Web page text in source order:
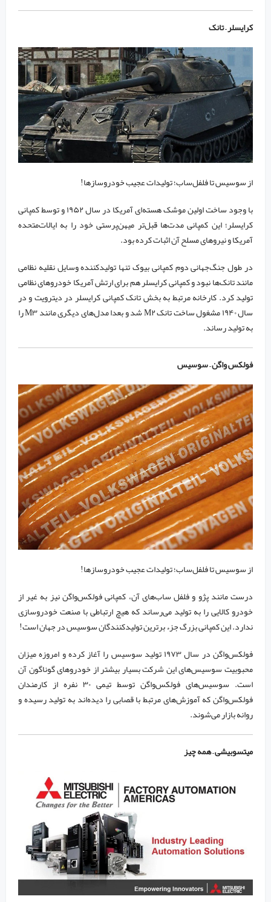
کرایسلر – تانک
از سوسیس تا فلفل‌ساب؛ تولیدات عجیب خودروسازها!
با وجود ساخت اولین موشک هسته‌ای آمریکا در سال ۱۹۵۲ و توسط کمپانی
کرایسلر؛ این کمپانی مدت‌ها قبل‌تر میهن‌پرستی خود را به ایالات‌متحده
آمریکا و نیرو‌های مسلح آن اثبات کرده بود.
در طول جنگ‌جهانی دوم کمپانی بیوک تنها تولیدکننده وسایل نقلیه نظامی
مانند تانک‌ها نبود و کمپانی کرایسلر هم برای ارتش آمریکا خودرو‌های نظامی
تولید کرد. کارخانه مرتبط به بخش تانک کمپانی کرایسلر در دیترویت و در
سال ۱۹۴۰ مشغول ساخت تانک M۲ شد و بعدا مدل‌های دیگری مانند M۳ را
به تولید رساند.
فولکس واگن – سوسیس
از سوسیس تا فلفل‌ساب؛ تولیدات عجیب خودروسازها!
درست مانند پژو و فلفل ساب‌های آن، کمپانی فولکس‌واگن نیز به غیر از
خودرو کالایی را به تولید می‌رساند که هیچ ارتباطی با صنعت خودروسازی
ندارد. این کمپانی بزرگ جزء برترین تولیدکنندگان سوسیس در جهان است!
فولکس‌واگن در سال ۱۹۷۳ تولید سوسیس را آغاز کرده و امروزه میزان
محبوبیت سوسیس‌های این شرکت بسیار بیشتر از خودرو‌های گوناگون آن
است. سوسیس‌های فولکس‌واگن توسط تیمی ۳۰ نفره از کارمندان
فولکس‌واگن که آموزش‌های مرتبط با قصابی را دیده‌اند به تولید رسیده و
روانه بازار می‌شوند.
میتسوبیشی – همه چیز